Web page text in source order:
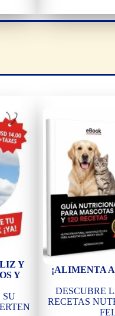
Y
Y
SU
¡ALIMENTA
DESCUBRE
RECETAS